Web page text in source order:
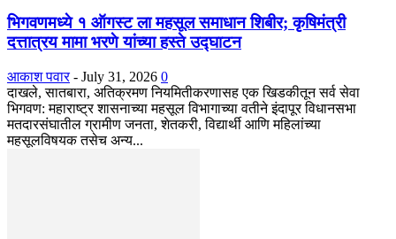
भिगवणमध्ये १ ऑगस्ट ला महसूल समाधान शिबीर; कृषिमंत्री
दत्तात्रय मामा भरणे यांच्या हस्ते उद्घाटन
आकाश पवार - July 31, 2026 0
दाखले, सातबारा, अतिक्रमण नियमितीकरणासह एक खिडकीतून सर्व सेवा
भिगवण: महाराष्ट्र शासनाच्या महसूल विभागाच्या वतीने इंदापूर विधानसभा
मतदारसंघातील ग्रामीण जनता, शेतकरी, विद्यार्थी आणि महिलांच्या
महसूलविषयक तसेच अन्य...